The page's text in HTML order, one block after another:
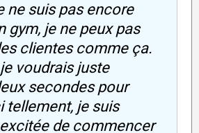
ne suis pas encore
gym, je ne peux pas
clientes comme ça.
voudrais juste
secondes pour
tellement, je suis
de commencer